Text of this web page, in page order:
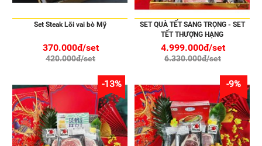
Set Steak Lõi vai bò Mỹ
370.000đ/set
420.000đ/set
SET QUÀ TẾT SANG TRỌNG - SET
TẾT THƯỢNG HẠNG
4.999.000đ/set
6.330.000đ/set
-13% -9%